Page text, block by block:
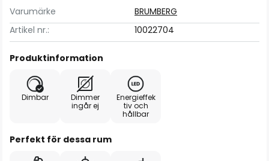
Varumärke
BRUMBERG
Artikel nr.:
10022704
Produktinformation
Dimbar
Dimmer
ingår ej
Energieffek
tiv och
hållbar
Perfekt för dessa rum